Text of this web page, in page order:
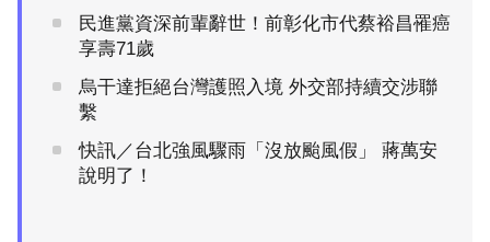
民進黨資深前輩辭世！前彰化市代蔡裕昌罹癌
享壽71歲
烏干達拒絕台灣護照入境 外交部持續交涉聯
繫
快訊／台北強風驟雨「沒放颱風假」 蔣萬安
說明了！